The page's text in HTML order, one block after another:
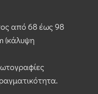
από 68 έως 98
(κάλυψη